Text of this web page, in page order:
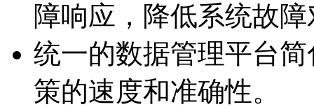
障响应，降低系统故
统一的数据管理平台简
策的速度和准确性。